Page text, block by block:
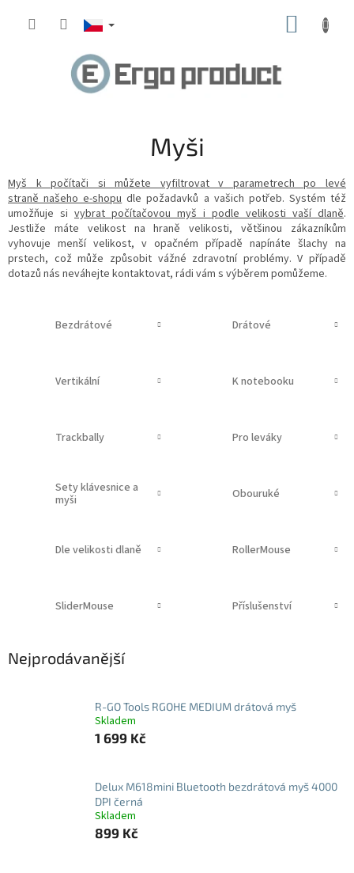
Myši
Myš k počítači si můžete vyfiltrovat v parametrech po levé
straně našeho e-shopudle požadavků a vašich potřeb. Systém též
umožňuje si vybrat počítačovou myš i podle velikosti vaší dlaně.
Jestliže máte velikost na hraně velikosti, většinou zákazníkům
vyhovuje menší velikost, v opačném případě napínáte šlachy na
prstech, což může způsobit vážné zdravotní problémy. V případě
dotazů nás neváhejte kontaktovat, rádi vám s výběrem pomůžeme.
Bezdrátové Drátové
Vertikální K notebooku
Trackbally Pro leváky
Sety klávesnice a
myši
Obouruké
Dle velikosti dlaně RollerMouse
SliderMouse Příslušenství
Nejprodávanější
R-GO Tools RGOHE MEDIUM drátová myš
Skladem
1 699 Kč
Delux M618mini Bluetooth bezdrátová myš 4000
DPI černá
Skladem
899 Kč